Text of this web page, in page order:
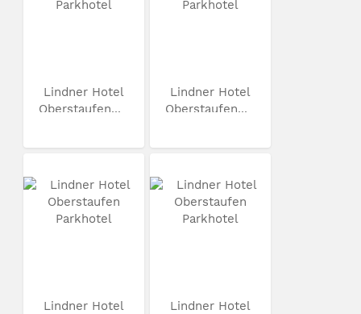
Lindner Hotel
Oberstaufen...
Lindner Hotel
Oberstaufen...
Lindner Hotel
Lindner Hotel